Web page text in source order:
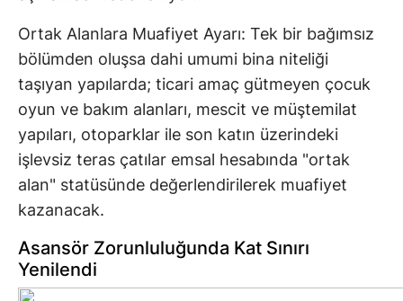
Ortak Alanlara Muafiyet Ayarı: Tek bir bağımsız
bölümden oluşsa dahi umumi bina niteliği
taşıyan yapılarda; ticari amaç gütmeyen çocuk
oyun ve bakım alanları, mescit ve müştemilat
yapıları, otoparklar ile son katın üzerindeki
işlevsiz teras çatılar emsal hesabında "ortak
alan" statüsünde değerlendirilerek muafiyet
kazanacak.
Asansör Zorunluluğunda Kat Sınırı
Yenilendi